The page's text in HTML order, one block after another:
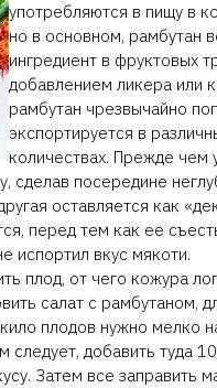
употребляются в пищу в
но в основном, рамбутан
ингредиент в фруктовых
добавлением ликера или
рамбутан чрезвычайно
экспортируется в
количествах. Прежде чем
посередине
оставляется как
перед тем как ее
испортил вкус мякоти.
плод, от чего кожура
салат с рамбутаном,
плодов нужно мелко
добавить туда
Затем все заправить